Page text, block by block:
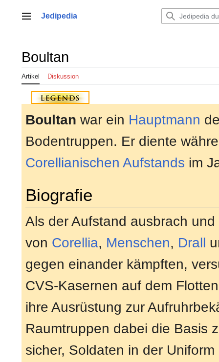
springenHauptmenü
Jedipedia
Boultan
Artikel Diskussion
Boultan war ein Hauptmann
Bodentruppen. Er diente
Corellianischen Aufstands im
Biografie
Als der Aufstand ausbrach
von Corellia, Menschen, Drall
gegen einander kämpften,
CVS-Kasernen auf dem
ihre Ausrüstung zur
Raumtruppen dabei die Basis
sicher, Soldaten in der